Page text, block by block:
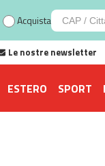
Acquista
Le nostre newsletter
ESTERO SPORT